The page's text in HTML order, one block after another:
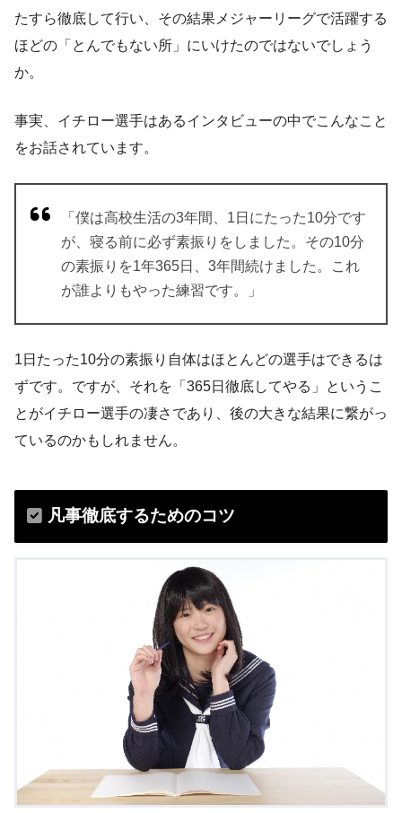
たすら徹底して行い、その結果メジャーリーグで活躍する
ほどの「とんでもない所」にいけたのではないでしょう
か。
事実、イチロー選手はあるインタビューの中でこんなこと
をお話されています。
「僕は高校生活の3年間、1日にたった10分です
が、寝る前に必ず素振りをしました。その10分
の素振りを1年365日、3年間続けました。これ
が誰よりもやった練習です。」
1日たった10分の素振り自体はほとんどの選手はできるは
ずです。ですが、それを「365日徹底してやる」というこ
とがイチロー選手の凄さであり、後の大きな結果に繋がっ
ているのかもしれません。
凡事徹底するためのコツ